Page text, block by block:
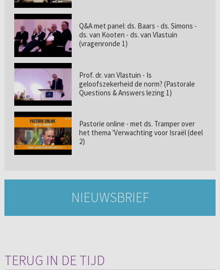
Q&A met panel: ds. Baars - ds. Simons -
ds. van Kooten - ds. van Vlastuin
(vragenronde 1)
Prof. dr. van Vlastuin - Is
geloofszekerheid de norm? (Pastorale
Questions & Answers lezing 1)
Pastorie online - met ds. Tramper over
het thema 'Verwachting voor Israël (deel
2)
NIEUWSBRIEF
TERUG IN DE TIJD